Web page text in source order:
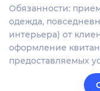
Обязанности:
одежда,
интерьера) от
оформление
предоставляемых